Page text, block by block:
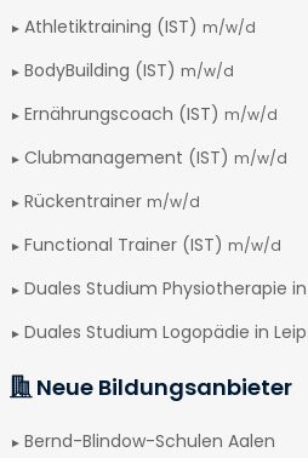
Athletiktraining (IST) m/w/d
BodyBuilding (IST) m/w/d
Ernährungscoach (IST) m/w/d
Clubmanagement (IST) m/w/d
Rückentrainer m/w/d
Functional Trainer (IST) m/w/d
Duales Studium Physiotherapie in
Duales Studium Logopädie in
Neue Bildungsanbieter
Bernd-Blindow-Schulen Aalen